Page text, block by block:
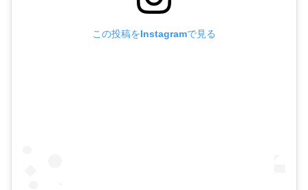
この投稿をInstagramで見る